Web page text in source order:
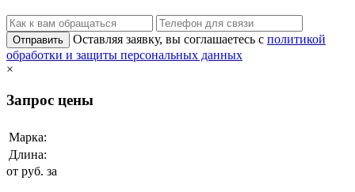
Отправить Оставляя заявку, вы соглашаетесь с политикой
обработки и защиты персональных данных
×
Запрос цены
Марка:
Длина:
от руб. за